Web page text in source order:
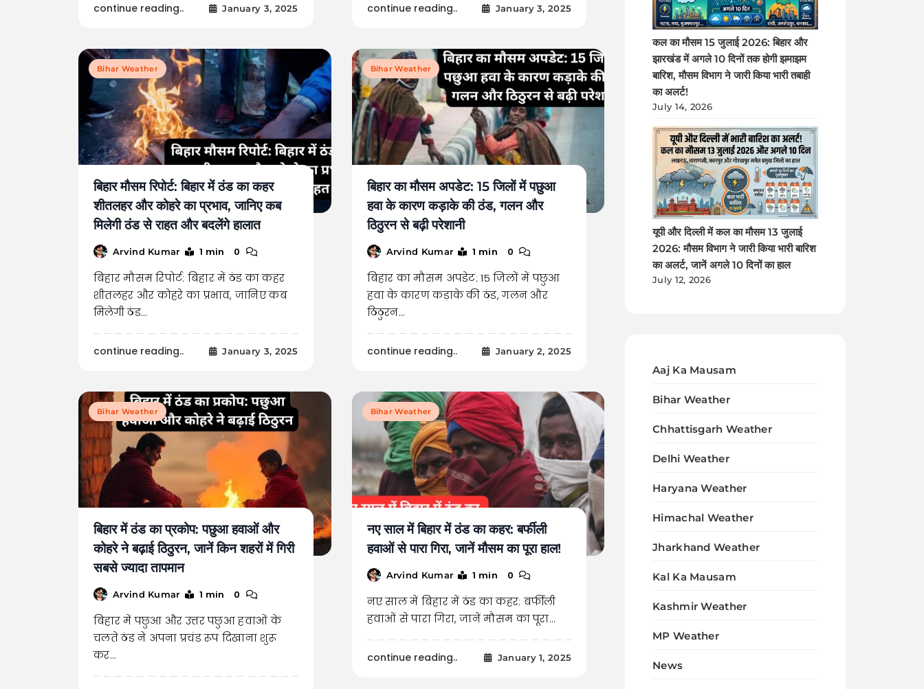
continue reading.. January 3, 2025 continue reading.. January 3, 2025
Bihar Weather
बिहार मौसम रिपोर्ट: बिहार में ठंड का कहर
शीतलहर और कोहरे का प्रभाव, जानिए कब
मिलेगी ठंड से राहत और बदलेंगे हालात
Arvind Kumar 1 min 0
बिहार मौसम रिपोर्ट: बिहार में ठंड का कहर
शीतलहर और कोहरे का प्रभाव, जानिए कब
मिलेगी ठंड…
continue reading.. January 3, 2025
Bihar Weather
बिहार का मौसम अपडेट: 15 जिलों में पछुआ
हवा के कारण कड़ाके की ठंड, गलन और
ठिठुरन से बढ़ी परेशानी
Arvind Kumar 1 min 0
बिहार का मौसम अपडेट: 15 जिलों में पछुआ
हवा के कारण कड़ाके की ठंड, गलन और
ठिठुरन…
continue reading.. January 2, 2025
Bihar Weather
बिहार में ठंड का प्रकोप: पछुआ हवाओं और
कोहरे ने बढ़ाई ठिठुरन, जानें किन शहरों में गिरी
सबसे ज्यादा तापमान
Arvind Kumar 1 min 0
बिहार में पछुआ और उत्तर पछुआ हवाओं के
चलते ठंड ने अपना प्रचंड रूप दिखाना शुरू
कर…
Bihar Weather
नए साल में बिहार में ठंड का कहर: बर्फीली
हवाओं से पारा गिरा, जानें मौसम का पूरा हाल!
Arvind Kumar 1 min 0
नए साल में बिहार में ठंड का कहर: बर्फीली
हवाओं से पारा गिरा, जानें मौसम का पूरा…
continue reading.. January 1, 2025
कल का मौसम 15 जुलाई 2026: बिहार और
झारखंड में अगले 10 दिनों तक होगी झमाझम
बारिश, मौसम विभाग ने जारी किया भारी तबाही
का अलर्ट!
July 14, 2026
यूपी और दिल्ली में कल का मौसम 13 जुलाई
2026: मौसम विभाग ने जारी किया भारी बारिश
का अलर्ट, जानें अगले 10 दिनों का हाल
July 12, 2026
Aaj Ka Mausam
Bihar Weather
Chhattisgarh Weather
Delhi Weather
Haryana Weather
Himachal Weather
Jharkhand Weather
Kal Ka Mausam
Kashmir Weather
MP Weather
News